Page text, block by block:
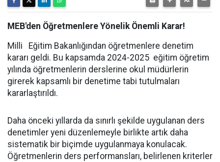
MEB'den Öğretmenlere Yönelik Önemli Karar!
Milli Eğitim Bakanlığından öğretmenlere denetim
kararı geldi. Bu kapsamda 2024-2025 eğitim öğretim
yılında öğretmenlerin derslerine okul müdürlerin
girerek kapsamlı bir denetime tabi tutulmaları
kararlaştırıldı.
Daha önceki yıllarda da sınırlı şekilde uygulanan ders
denetimler yeni düzenlemeyle birlikte artık daha
sistematik bir biçimde uygulanmaya konulacak.
Öğretmenlerin ders performansları, belirlenen kriterler